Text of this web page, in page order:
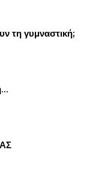
τη γυμναστική;